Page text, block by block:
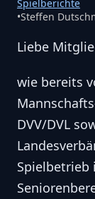
Spielberichte
•Steffen
Liebe
wie bereits
DVV/DVL
Spielbetrieb